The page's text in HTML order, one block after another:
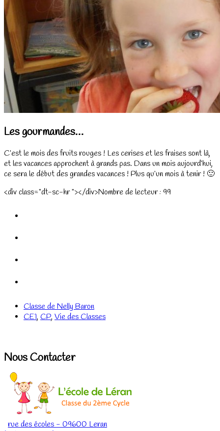
Les gourmandes…
C’est le mois des fruits rouges ! Les cerises et les fraises sont là,
et les vacances approchent à grands pas. Dans un mois aujourd’hui,
ce sera le début des grandes vacances ! Plus qu’un mois à tenir ! 🙂
<div class="dt-sc-hr "></div>Nombre de lecteur : 99
Classe de Nelly Baron
CE1, CP, Vie des Classes
Nous Contacter
rue des écoles - 09600 Leran